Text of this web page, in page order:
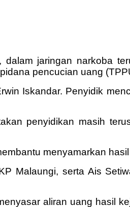
jaringan narkoba
pencucian uang
Iskandar. Penyidik
penyidikan masih
menyamarkan
Malaungi, serta Ais
aliran uang hasil